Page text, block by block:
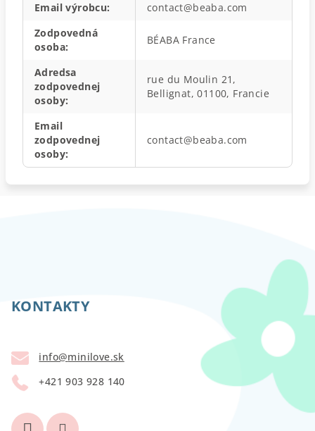
Email výrobcu:
contact@beaba.com
Zodpovedná
osoba:
BÉABA France
Adredsa
zodpovednej
osoby:
rue du Moulin 21,
Bellignat, 01100, Francie
Email
zodpovednej
osoby:
contact@beaba.com
KONTAKTY
info@minilove.sk
+421 903 928 140